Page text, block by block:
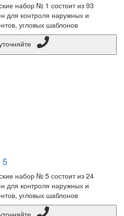
набор № 1 состоит из 93
для контроля наружных и
угловых шаблонов
5
набор № 5 состоит из 24
для контроля наружных и
угловых шаблонов